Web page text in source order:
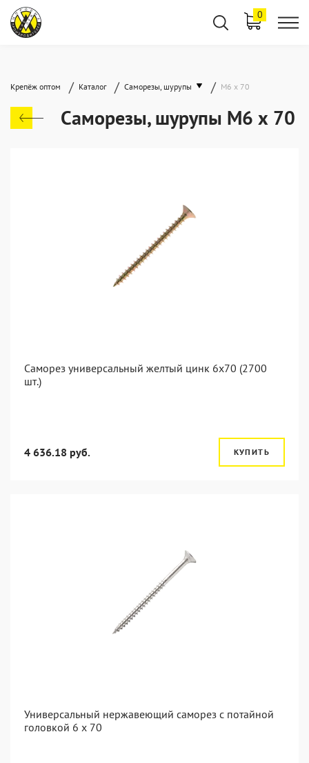
0
Крепёж оптом / Каталог / Саморезы, шурупы / М6 х 70
Саморезы, шурупы М6 х 70
Саморез универсальный желтый цинк 6x70 (2700
шт.)
4 636.18 руб. КУПИТЬ
Универсальный нержавеющий саморез с потайной
головкой 6 x 70